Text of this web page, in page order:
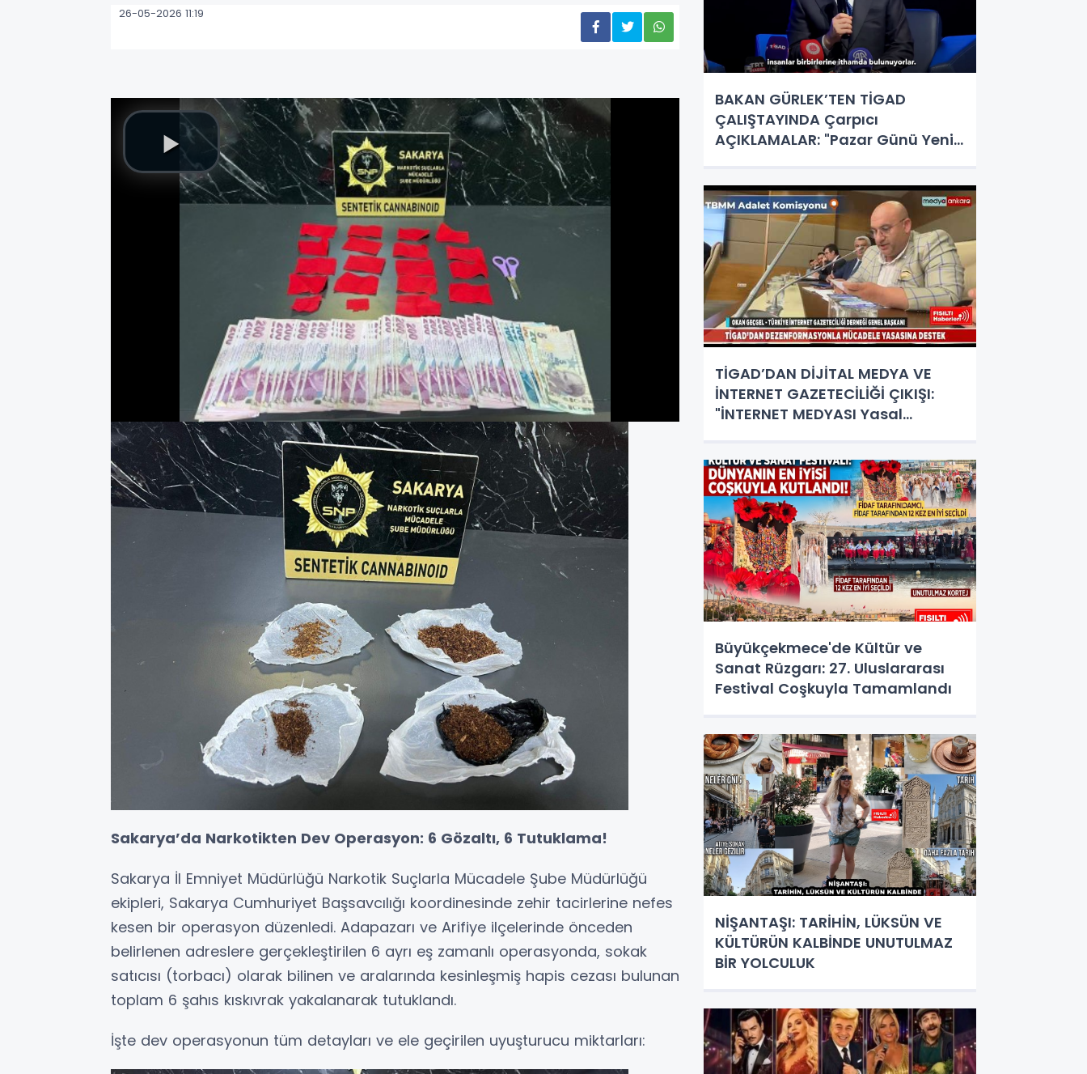
26-05-2026 11:19
Sakarya’da Narkotikten Dev Operasyon: 6 Gözaltı, 6 Tutuklama!
Sakarya İl Emniyet Müdürlüğü Narkotik Suçlarla Mücadele Şube Müdürlüğü
ekipleri, Sakarya Cumhuriyet Başsavcılığı koordinesinde zehir tacirlerine nefes
kesen bir operasyon düzenledi. Adapazarı ve Arifiye ilçelerinde önceden
belirlenen adreslere gerçekleştirilen 6 ayrı eş zamanlı operasyonda, sokak
satıcısı (torbacı) olarak bilinen ve aralarında kesinleşmiş hapis cezası bulunan
toplam 6 şahıs kıskıvrak yakalanarak tutuklandı.
İşte dev operasyonun tüm detayları ve ele geçirilen uyuşturucu miktarları:
BAKAN GÜRLEK’TEN TİGAD
ÇALIŞTAYINDA Çarpıcı
AÇIKLAMALAR: "Pazar Günü Yeni
TİGAD’DAN DİJİTAL MEDYA VE
İNTERNET GAZETECİLİĞİ ÇIKIŞI:
"İNTERNET MEDYASI Yasal
Büyükçekmece'de Kültür ve
Sanat Rüzgarı: 27. Uluslararası
Festival Coşkuyla Tamamlandı
NİŞANTAŞI: TARİHİN, LÜKSÜN VE
KÜLTÜRÜN KALBİNDE UNUTULMAZ
BİR YOLCULUK